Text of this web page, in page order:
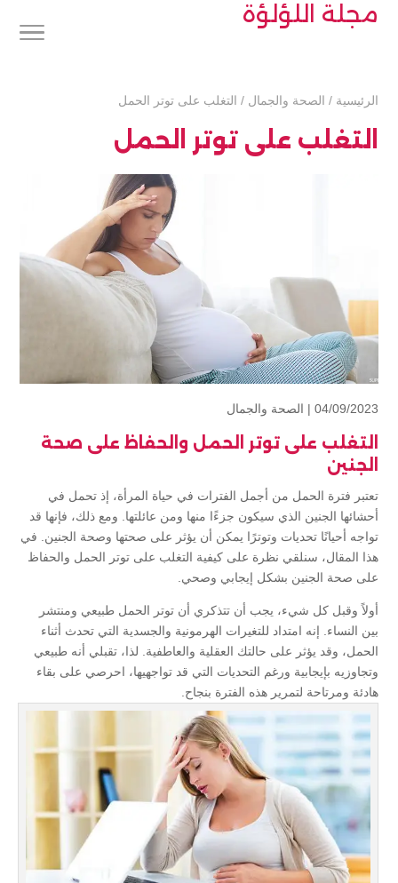
مجلة اللؤلؤة
الرئيسية / الصحة والجمال / التغلب على توتر الحمل
التغلب على توتر الحمل
04/09/2023 | الصحة والجمال
التغلب على توتر الحمل والحفاظ على صحة
الجنين
تعتبر فترة الحمل من أجمل الفترات في حياة المرأة، إذ تحمل في
أحشائها الجنين الذي سيكون جزءًا منها ومن عائلتها. ومع ذلك، فإنها قد
تواجه أحيانًا تحديات وتوترًا يمكن أن يؤثر على صحتها وصحة الجنين. في
هذا المقال، سنلقي نظرة على كيفية التغلب على توتر الحمل والحفاظ
على صحة الجنين بشكل إيجابي وصحي.
أولاً وقبل كل شيء، يجب أن تتذكري أن توتر الحمل طبيعي ومنتشر
بين النساء. إنه امتداد للتغيرات الهرمونية والجسدية التي تحدث أثناء
الحمل، وقد يؤثر على حالتك العقلية والعاطفية. لذا، تقبلي أنه طبيعي
وتجاوزيه بإيجابية ورغم التحديات التي قد تواجهيها، احرصي على بقاء
هادئة ومرتاحة لتمرير هذه الفترة بنجاح.